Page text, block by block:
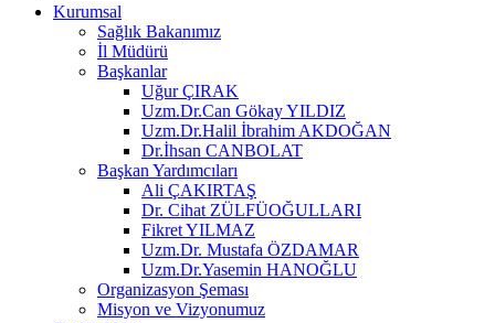
Kurumsal
Sağlık Bakanımız
İl Müdürü
Başkanlar
Uğur ÇIRAK
Uzm.Dr.Can Gökay YILDIZ
Uzm.Dr.Halil İbrahim AKDOĞAN
Dr.İhsan CANBOLAT
Başkan Yardımcıları
Ali ÇAKIRTAŞ
Dr. Cihat ZÜLFÜOĞULLARI
Fikret YILMAZ
Uzm.Dr. Mustafa ÖZDAMAR
Uzm.Dr.Yasemin HANOĞLU
Organizasyon Şeması
Misyon ve Vizyonumuz